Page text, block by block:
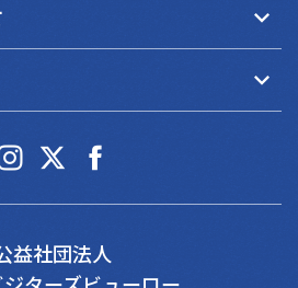
keyboard_arrow_down
keyboard_arrow_down
益社団法人